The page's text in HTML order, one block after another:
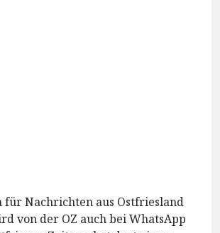
für Nachrichten aus Ostfriesland
von der OZ auch bei WhatsApp